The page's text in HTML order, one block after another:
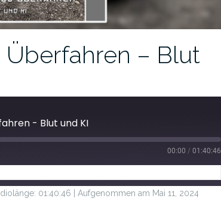
Überfahren – Blut
- Blut und KI
00:00 / 01:40:46
01:40:46 Aufgenommen am Mai 11, 2024